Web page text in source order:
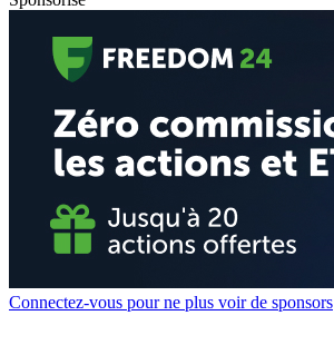
Connectez-vous pour ne plus voir de sponsors